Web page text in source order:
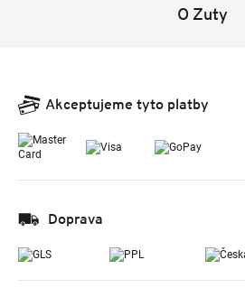
O Zuty
Akceptujeme tyto platby
Doprava